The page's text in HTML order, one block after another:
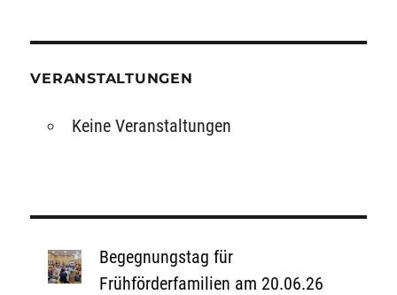
VERANSTALTUNGEN
Keine Veranstaltungen
Begegnungstag für
Frühförderfamilien am 20.06.26